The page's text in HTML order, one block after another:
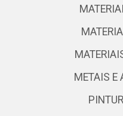
METAIS E